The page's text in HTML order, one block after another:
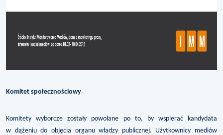
Komitet społecznościowy
Komitety wyborcze zostały powołane po to, by wspierać kandydata
w dążeniu do objęcia organu władzy publicznej. Użytkownicy mediów